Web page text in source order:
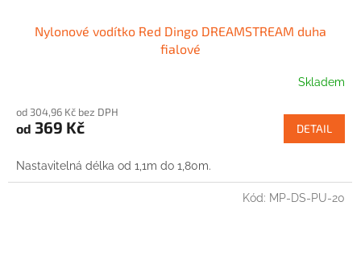
Nylonové vodítko Red Dingo DREAMSTREAM duha
fialové
Skladem
od 304,96 Kč bez DPH
od 369 Kč DETAIL
Nastavitelná délka od 1,1m do 1,80m.
Kód: MP-DS-PU-20